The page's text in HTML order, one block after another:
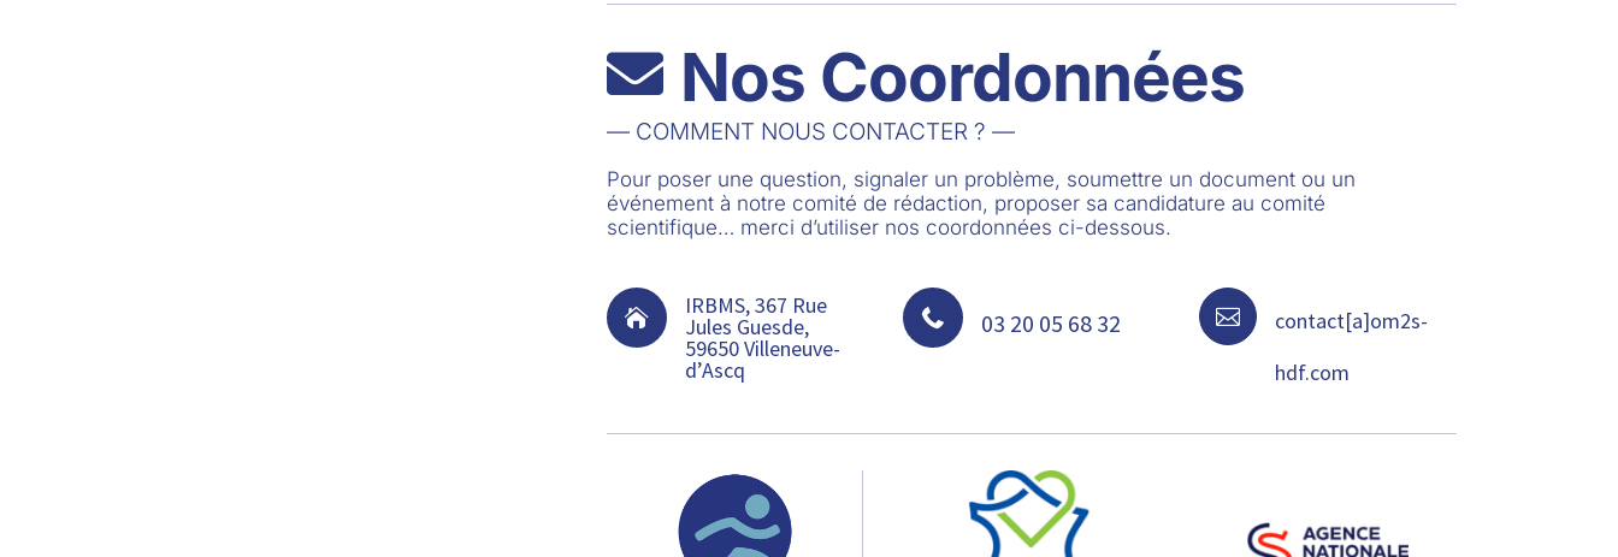
 Nos Coordonnées
— COMMENT NOUS CONTACTER ? —
Pour poser une question, signaler un problème, soumettre un document ou un
événement à notre comité de rédaction, proposer sa candidature au comité
scientifique… merci d’utiliser nos coordonnées ci-dessous.
 IRBMS, 367 Rue
Jules Guesde,
59650 Villeneuve-
d’Ascq
 03 20 05 68 32 
contact[a]om2s-
hdf.com